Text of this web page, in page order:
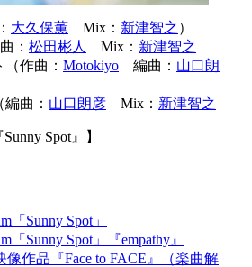
大久保薫 Mix： 新津智之 ）
： 松田彬人 Mix： 新津智之
作曲： Motokiyo 編曲： 山口朗
曲： 山口朗彦 Mix： 新津智之
Spot』】
「Sunny Spot」
「Sunny Spot」『empathy』
作品『Face to FACE』（楽曲解